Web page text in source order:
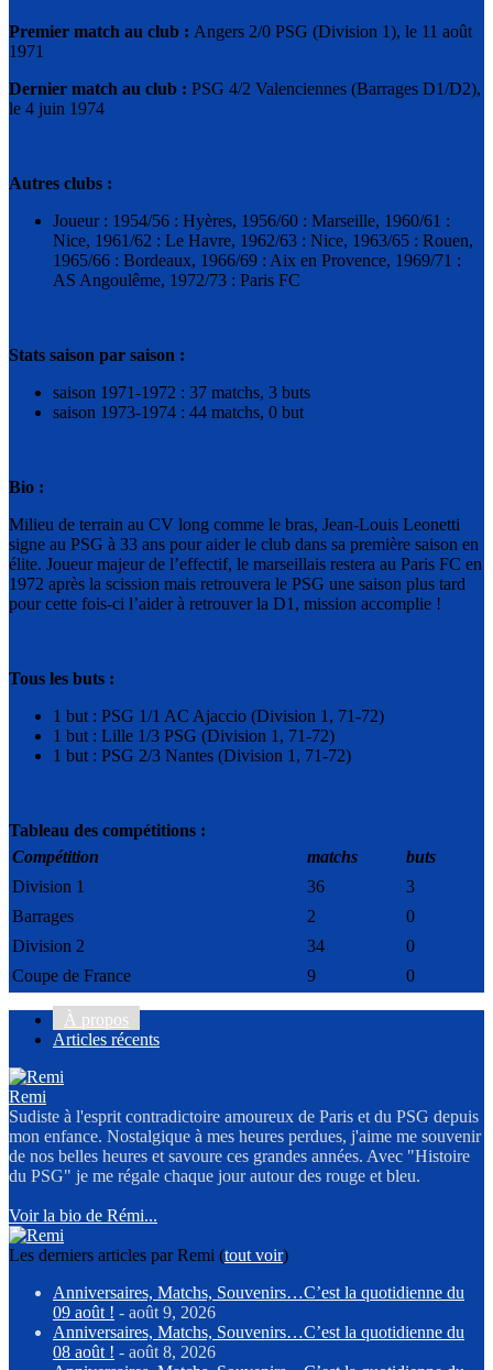
Premier match au club : Angers 2/0 PSG (Division 1), le 11 août
1971
Dernier match au club : PSG 4/2 Valenciennes (Barrages D1/D2),
le 4 juin 1974
Autres clubs :
Joueur : 1954/56 : Hyères, 1956/60 : Marseille, 1960/61 :
Nice, 1961/62 : Le Havre, 1962/63 : Nice, 1963/65 : Rouen,
1965/66 : Bordeaux, 1966/69 : Aix en Provence, 1969/71 :
AS Angoulême, 1972/73 : Paris FC
Stats saison par saison :
saison 1971-1972 : 37 matchs, 3 buts
saison 1973-1974 : 44 matchs, 0 but
Bio :
Milieu de terrain au CV long comme le bras, Jean-Louis Leonetti
signe au PSG à 33 ans pour aider le club dans sa première saison en
élite. Joueur majeur de l’effectif, le marseillais restera au Paris FC en
1972 après la scission mais retrouvera le PSG une saison plus tard
pour cette fois-ci l’aider à retrouver la D1, mission accomplie !
Tous les buts :
1 but : PSG 1/1 AC Ajaccio (Division 1, 71-72)
1 but : Lille 1/3 PSG (Division 1, 71-72)
1 but : PSG 2/3 Nantes (Division 1, 71-72)
Tableau des compétitions :
Compétition
matchs
buts
Division 1
36
3
Barrages
2
0
Division 2
34
0
Coupe de France
9 0
À propos
Articles récents
Remi
Sudiste à l'esprit contradictoire amoureux de Paris et du PSG depuis
mon enfance. Nostalgique à mes heures perdues, j'aime me souvenir
de nos belles heures et savoure ces grandes années. Avec "Histoire
du PSG" je me régale chaque jour autour des rouge et bleu.
Voir la bio de Rémi...
Les derniers articles par Remi (tout voir)
Anniversaires, Matchs, Souvenirs…C’est la quotidienne du
09 août ! - août 9, 2026
Anniversaires, Matchs, Souvenirs…C’est la quotidienne du
08 août ! - août 8, 2026